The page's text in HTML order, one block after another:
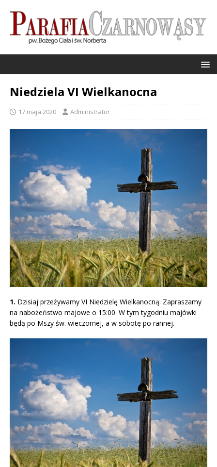
Niedziela VI Wielkanocna
17 maja 2020 Administrator
1. Dzisiaj przeżywamy VI Niedzielę Wielkanocną. Zapraszamy
na nabożeństwo majowe o 15:00. W tym tygodniu majówki
będą po Mszy św. wieczornej, a w sobotę po rannej.